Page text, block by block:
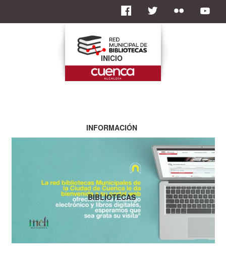
INICIO
INFORMACIÓN
BIBLIOTECAS